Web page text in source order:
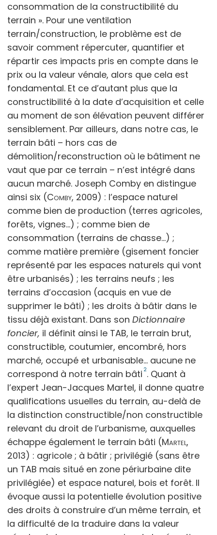
consommation de la constructibilité du
terrain ». Pour une ventilation
terrain/construction, le problème est de
savoir comment répercuter, quantifier et
répartir ces impacts pris en compte dans le
prix ou la valeur vénale, alors que cela est
fondamental. Et ce d’autant plus que la
constructibilité à la date d’acquisition et celle
au moment de son élévation peuvent différer
sensiblement. Par ailleurs, dans notre cas, le
terrain bâti – hors cas de
démolition/reconstruction où le bâtiment ne
vaut que par ce terrain – n’est intégré dans
aucun marché. Joseph Comby en distingue
ainsi six (Comby, 2009) : l’espace naturel
comme bien de production (terres agricoles,
forêts, vignes...) ; comme bien de
consommation (terrains de chasse…) ;
comme matière première (gisement foncier
représenté par les espaces naturels qui vont
être urbanisés) ; les terrains neufs ; les
terrains d’occasion (acquis en vue de
supprimer le bâti) ; les droits à bâtir dans le
tissu déjà existant. Dans son Dictionnaire
foncier, il définit ainsi le TAB, le terrain brut,
constructible, coutumier, encombré, hors
marché, occupé et urbanisable… aucune ne
correspond à notre terrain bâti 2. Quant à
l’expert Jean-Jacques Martel, il donne quatre
qualifications usuelles du terrain, au-delà de
la distinction constructible/non constructible
relevant du droit de l’urbanisme, auxquelles
échappe également le terrain bâti (Martel,
2013) : agricole ; à bâtir ; privilégié (sans être
un TAB mais situé en zone périurbaine dite
privilégiée) et espace naturel, bois et forêt. Il
évoque aussi la potentielle évolution positive
des droits à construire d’un même terrain, et
la difficulté de la traduire dans la valeur